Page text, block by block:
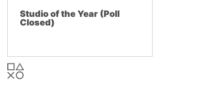
Studio of the Year (Poll
Closed)